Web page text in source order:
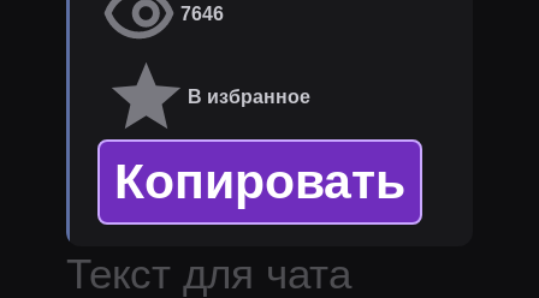
7646
В избранное
Копировать
Текст для чата